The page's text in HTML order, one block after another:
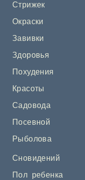
Стрижек
Окраски
Завивки
Здоровья
Похудения
Красоты
Садовода
Посевной
Рыболова
Сновидений
Пол ребенка